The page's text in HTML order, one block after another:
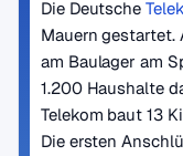
Die Deutsche
Mauern gestartet.
am Baulager am
1.200 Haushalte
Telekom baut 13
Die ersten